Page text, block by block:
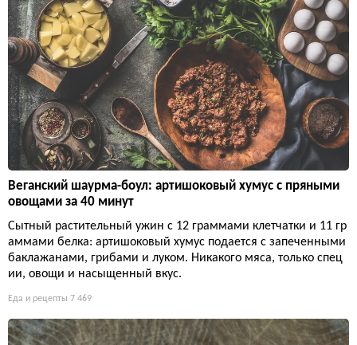
Веганский шаурма-боул: артишоковый хумус с пряными
овощами за 40 минут
Сытный растительный ужин с 12 граммами клетчатки и 11 гр
аммами белка: артишоковый хумус подается с запеченными
баклажанами, грибами и луком. Никакого мяса, только спец
ии, овощи и насыщенный вкус.
Еда и рецепты 7 469